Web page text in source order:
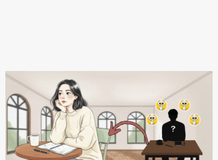
COOKIE POLICY